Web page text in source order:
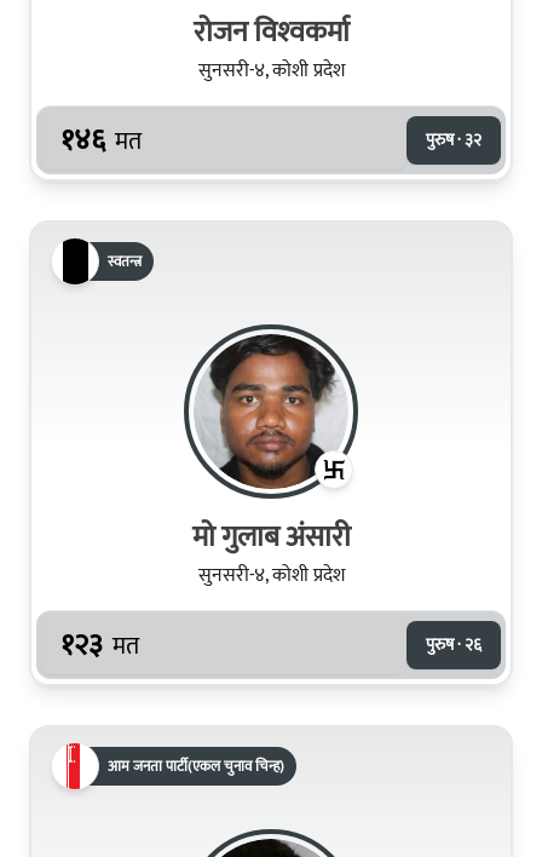
रोजन विश्‍वकर्मा
सुनसरी-४, कोशी प्रदेश
१४६ मत पुरुष · ३२
स्वतन्त्र
मो गुलाब अंसारी
सुनसरी-४, कोशी प्रदेश
१२३ मत पुरुष · २६
आम जनता पार्टी(एकल चुनाव चिन्ह)